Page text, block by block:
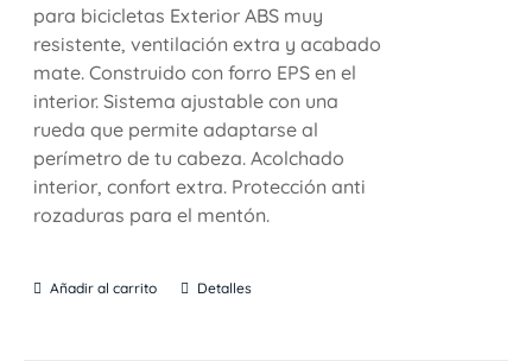
para bicicletas Exterior ABS muy
resistente, ventilación extra y acabado
mate. Construido con forro EPS en el
interior. Sistema ajustable con una
rueda que permite adaptarse al
perímetro de tu cabeza. Acolchado
interior, confort extra. Protección anti
rozaduras para el mentón.
Añadir al carrito Detalles